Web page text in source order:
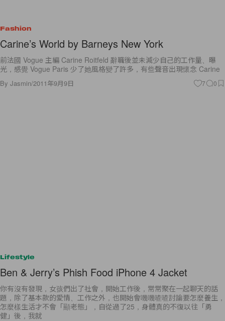
Fashion
Carine’s World by Barneys New York
前法國 Vogue 主編 Carine Roitfeld 辭職後並未減少自己的工作量、曝
光，感覺 Vogue Paris 少了她風格變了許多，有些聲音出現懷念 Carine
By Jasmin/2011年9月9日 7 0
Lifestyle
Ben & Jerry’s Phish Food iPhone 4 Jacket
你有沒有發現，女孩們出了社會，開始工作後，常常聚在一起聊天的話
題，除了基本款的愛情、工作之外，也開始會嘰嘰喳喳討論要怎麼養生，
怎麼樣生活才不會「顯老態」，自從過了25，身體真的不復以往「勇
健」後，我就